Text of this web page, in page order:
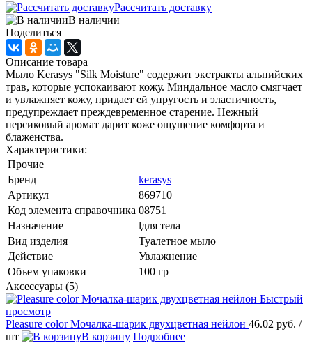
Рассчитать доставку
В наличии
Поделиться
Описание товара
Мыло Kerasys "Silk Moisture" содержит экстракты альпийских
трав, которые успокаивают кожу. Миндальное масло смягчает
и увлажняет кожу, придает ей упругость и эластичность,
предупреждает преждевременное старение. Нежный
персиковый аромат дарит коже ощущение комфорта и
блаженства.
Характеристики:
Прочие
Бренд
kerasys
Артикул
869710
Код элемента справочника 08751
Назначение
lдля тела
Вид изделия
Туалетное мыло
Действие
Увлажнение
Объем упаковки
100 гр
Аксессуары (5)
Быстрый
просмотр
Pleasure сolor Мочалка-шарик двухцветная нейлон 46.02 руб. /
шт
В корзину Подробнее